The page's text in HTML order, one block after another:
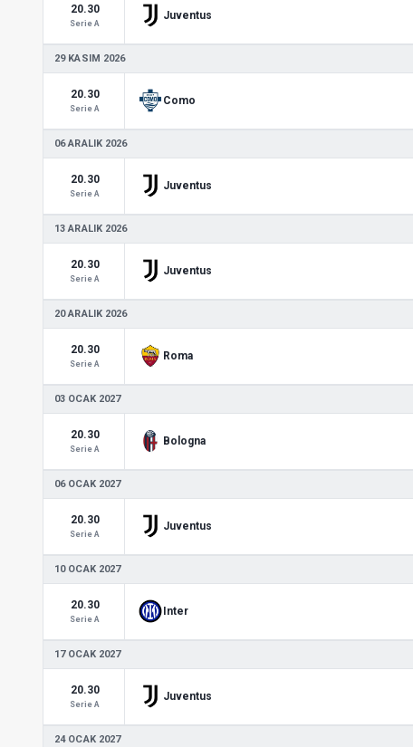
20.30
Serie A
Juventus
29 KASIM 2026
20.30
Serie A
Como
06 ARALIK 2026
20.30
Serie A
Juventus
13 ARALIK 2026
20.30
Serie A
Juventus
20 ARALIK 2026
20.30
Serie A
Roma
03 OCAK 2027
20.30
Serie A
Bologna
06 OCAK 2027
20.30
Serie A
Juventus
10 OCAK 2027
20.30
Serie A
Inter
17 OCAK 2027
20.30
Serie A
Juventus
24 OCAK 2027